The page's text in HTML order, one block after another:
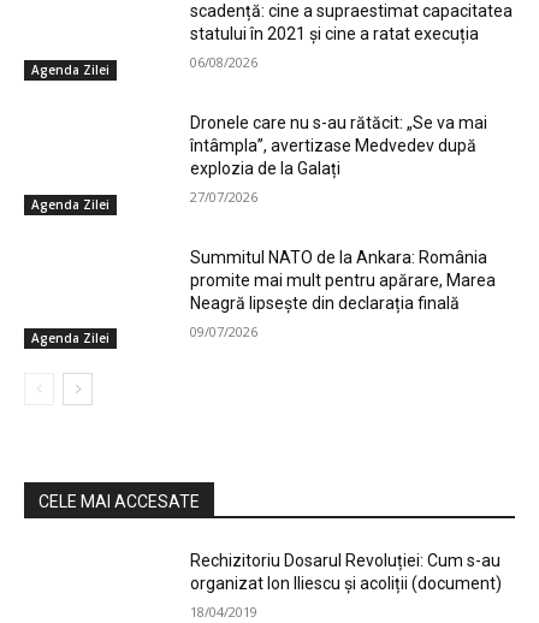
Agenda Zilei
scadență: cine a supraestimat capacitatea
statului în 2021 și cine a ratat execuția
06/08/2026
Agenda Zilei
Dronele care nu s-au rătăcit: „Se va mai
întâmpla”, avertizase Medvedev după
explozia de la Galați
27/07/2026
Agenda Zilei
Summitul NATO de la Ankara: România
promite mai mult pentru apărare, Marea
Neagră lipsește din declarația finală
09/07/2026
CELE MAI ACCESATE
Rechizitoriu Dosarul Revoluției: Cum s-au
organizat Ion Iliescu și acoliții (document)
18/04/2019